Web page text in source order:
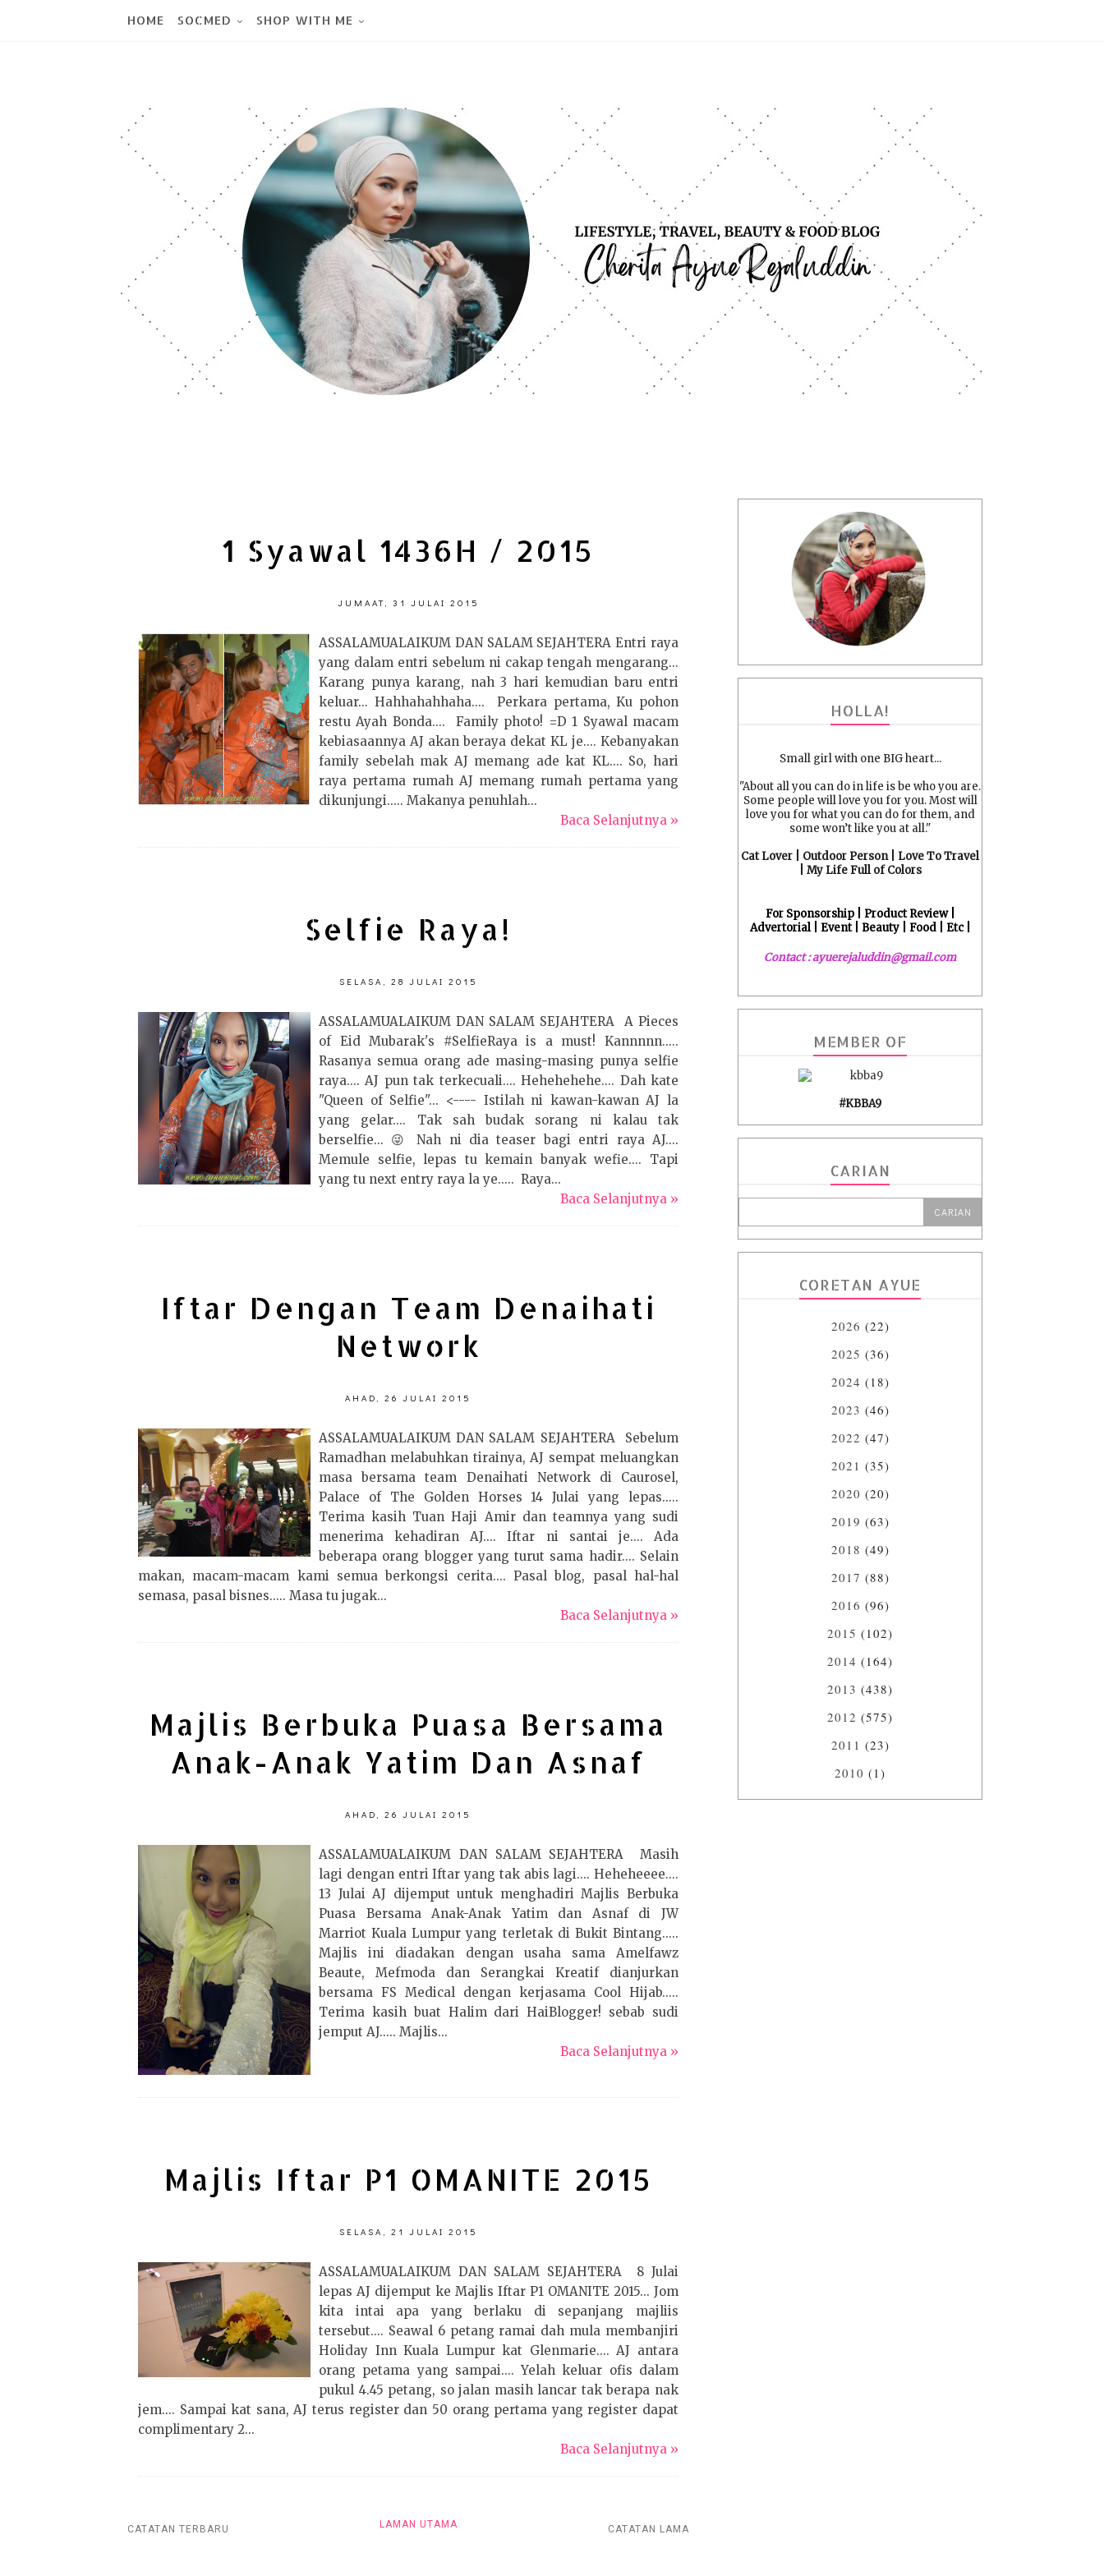
HOME SOCMED SHOP WITH ME
1 Syawal 1436H / 2015
JUMAAT, 31 JULAI 2015
ASSALAMUALAIKUM DAN SALAM SEJAHTERA Entri raya
yang dalam entri sebelum ni cakap tengah mengarang...
Karang punya karang, nah 3 hari kemudian baru entri
keluar... Hahhahahhaha.... Perkara pertama, Ku pohon
restu Ayah Bonda.... Family photo! =D 1 Syawal macam
kebiasaannya AJ akan beraya dekat KL je.... Kebanyakan
family sebelah mak AJ memang ade kat KL.... So, hari
raya pertama rumah AJ memang rumah pertama yang
dikunjungi..... Makanya penuhlah...
Baca Selanjutnya »
Selfie Raya!
SELASA, 28 JULAI 2015
ASSALAMUALAIKUM DAN SALAM SEJAHTERA A Pieces
of Eid Mubarak's #SelfieRaya is a must! Kannnnn.....
Rasanya semua orang ade masing-masing punya selfie
raya.... AJ pun tak terkecuali.... Hehehehehe.... Dah kate
"Queen of Selfie"... <---- Istilah ni kawan-kawan AJ la
yang gelar.... Tak sah budak sorang ni kalau tak
berselfie... 😜 Nah ni dia teaser bagi entri raya AJ....
Memule selfie, lepas tu kemain banyak wefie.... Tapi
yang tu next entry raya la ye..... Raya...
Baca Selanjutnya »
Iftar Dengan Team Denaihati
Network
AHAD, 26 JULAI 2015
ASSALAMUALAIKUM DAN SALAM SEJAHTERA Sebelum
Ramadhan melabuhkan tirainya, AJ sempat meluangkan
masa bersama team Denaihati Network di Caurosel,
Palace of The Golden Horses 14 Julai yang lepas.....
Terima kasih Tuan Haji Amir dan teamnya yang sudi
menerima kehadiran AJ.... Iftar ni santai je.... Ada
beberapa orang blogger yang turut sama hadir.... Selain
makan, macam-macam kami semua berkongsi cerita.... Pasal blog, pasal hal-hal
semasa, pasal bisnes..... Masa tu jugak...
Baca Selanjutnya »
Majlis Berbuka Puasa Bersama
Anak-Anak Yatim Dan Asnaf
AHAD, 26 JULAI 2015
ASSALAMUALAIKUM DAN SALAM SEJAHTERA Masih
lagi dengan entri Iftar yang tak abis lagi.... Heheheeee....
13 Julai AJ dijemput untuk menghadiri Majlis Berbuka
Puasa Bersama Anak-Anak Yatim dan Asnaf di JW
Marriot Kuala Lumpur yang terletak di Bukit Bintang.....
Majlis ini diadakan dengan usaha sama Amelfawz
Beaute, Mefmoda dan Serangkai Kreatif dianjurkan
bersama FS Medical dengan kerjasama Cool Hijab.....
Terima kasih buat Halim dari HaiBlogger! sebab sudi
jemput AJ..... Majlis...
Baca Selanjutnya »
Majlis Iftar P1 OMANITE 2015
SELASA, 21 JULAI 2015
ASSALAMUALAIKUM DAN SALAM SEJAHTERA 8 Julai
lepas AJ dijemput ke Majlis Iftar P1 OMANITE 2015... Jom
kita intai apa yang berlaku di sepanjang majliis
tersebut.... Seawal 6 petang ramai dah mula membanjiri
Holiday Inn Kuala Lumpur kat Glenmarie.... AJ antara
orang petama yang sampai.... Yelah keluar ofis dalam
pukul 4.45 petang, so jalan masih lancar tak berapa nak
jem.... Sampai kat sana, AJ terus register dan 50 orang pertama yang register dapat
complimentary 2...
Baca Selanjutnya »
CATATAN TERBARU CATATAN LAMA
LAMAN UTAMA
HOLLA!
Small girl with one BIG heart...
"About all you can do in life is be who you are.
Some people will love you for you. Most will
love you for what you can do for them, and
some won’t like you at all."
Cat Lover | Outdoor Person | Love To Travel
| My Life Full of Colors
For Sponsorship | Product Review |
Advertorial | Event | Beauty | Food | Etc |
Contact : ayuerejaluddin@gmail.com
MEMBER OF
#KBBA9
CARIAN
CORETAN AYUE
2026 (22)
2025 (36)
2024 (18)
2023 (46)
2022 (47)
2021 (35)
2020 (20)
2019 (63)
2018 (49)
2017 (88)
2016 (96)
2015 (102)
2014 (164)
2013 (438)
2012 (575)
2011 (23)
2010 (1)